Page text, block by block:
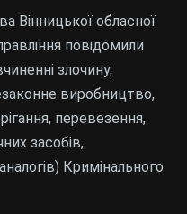
Вінницької обласної
повідомили
злочину,
виробництво,
перевезення,
засобів,
Кримінального